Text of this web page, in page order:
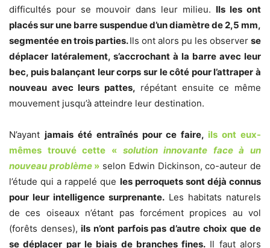
difficultés pour se mouvoir dans leur milieu. Ils les ont
placés sur une barre suspendue d’un diamètre de 2,5 mm,
segmentée en trois parties.Ils ont alors pu les observer se
déplacer latéralement, s’accrochant à la barre avec leur
bec, puis balançant leur corps sur le côté pour l’attraper à
nouveau avec leurs pattes, répétant ensuite ce même
mouvement jusqu’à atteindre leur destination.
N’ayant jamais été entraînés pour ce faire, ils ont eux-
mêmes trouvé cette « solution innovante face à un
nouveau problème» selon Edwin Dickinson, co-auteur de
l’étude qui a rappelé que les perroquets sont déjà connus
pour leur intelligence surprenante. Les habitats naturels
de ces oiseaux n’étant pas forcément propices au vol
(forêts denses), ils n’ont parfois pas d’autre choix que de
se déplacer par le biais de branches fines. Il faut alors